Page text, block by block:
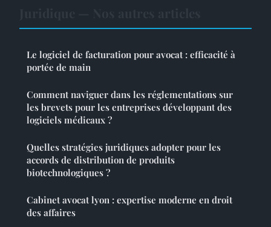
Le logiciel de facturation pour avocat : efficacité à
portée de main
Comment naviguer dans les réglementations sur
les brevets pour les entreprises développant des
logiciels médicaux ?
Quelles stratégies juridiques adopter pour les
accords de distribution de produits
biotechnologiques ?
Cabinet avocat lyon : expertise moderne en droit
des affaires